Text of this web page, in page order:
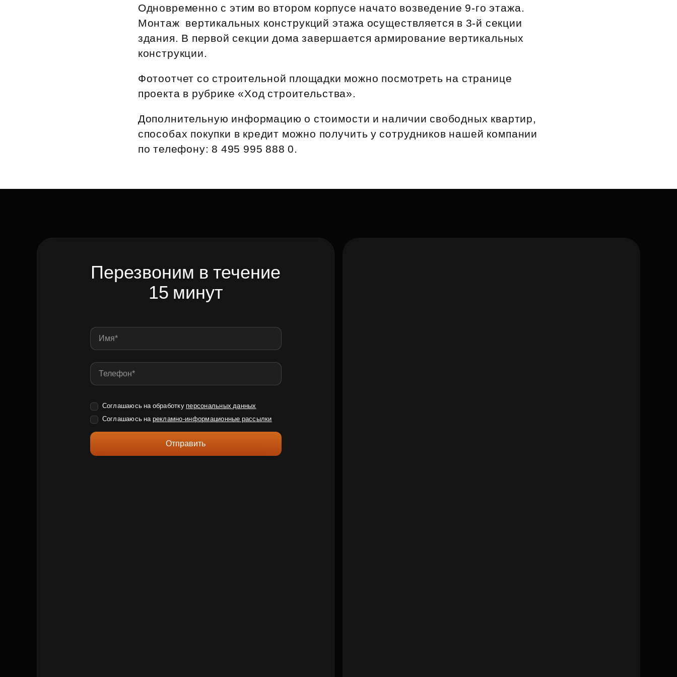
Субсидии
Одновременно с этим во втором корпусе начато возведение 9‑го этажа.
Монтаж вертикальных конструкций этажа осуществляется в 3‑й секции
здания. В первой секции дома завершается армирование вертикальных
конструкции.
Фотоотчет со строительной площадки можно посмотреть на странице
проекта в рубрике «Ход строительства».
Дополнительную информацию о стоимости и наличии свободных квартир,
способах покупки в кредит можно получить у сотрудников нашей компании
по телефону: 8 495 995 888 0.
Перезвоним в течение
15 минут
Соглашаюсь на обработку персональных данных
Соглашаюсь на рекламно-информационные рассылки
Отправить